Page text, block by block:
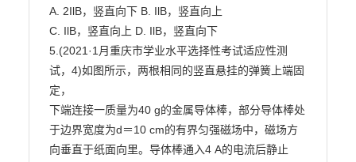
A. 2IlB，竖直向下 B. IlB，竖直向上
C. IlB，竖直向上 D. IlB，竖直向下
5.(2021·1月重庆市学业水平选择性考试适应性测
试，4)如图所示，两根相同的竖直悬挂的弹簧上端固
定，
下端连接一质量为40 g的金属导体棒，部分导体棒处
于边界宽度为d＝10 cm的有界匀强磁场中，磁场方
向垂直于纸面向里。导体棒通入4 A的电流后静止